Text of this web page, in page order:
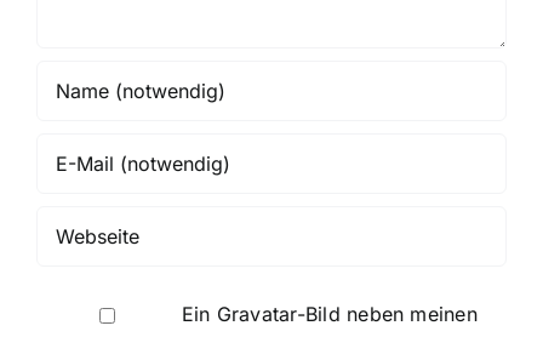
Ein Gravatar-Bild neben meinen